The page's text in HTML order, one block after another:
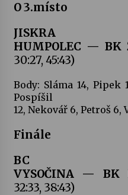
O 3.místo
JISKRA
HUMPOLEC — BK
30:27, 45:43)
Body: Sláma 14, Pipek
Pospíšil
12, Nekovář 6, Petroš 6,
Finále
BC
VYSOČINA — BK
32:33, 38:43)